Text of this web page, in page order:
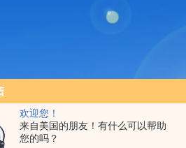
欢迎您！
来自美国的朋友！有什么可以帮助
您的吗？